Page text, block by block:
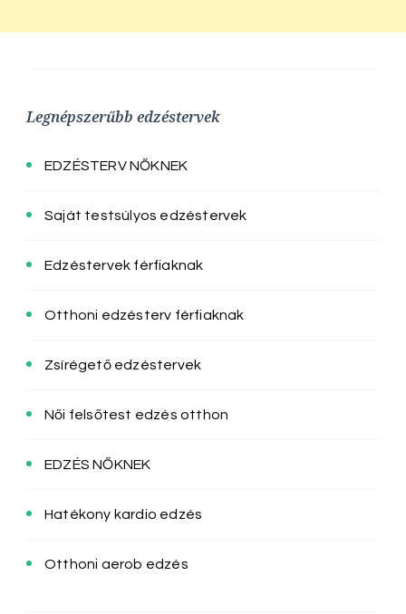
Legnépszerűbb edzéstervek
EDZÉSTERV NŐKNEK
Saját testsúlyos edzéstervek
Edzéstervek férfiaknak
Otthoni edzésterv férfiaknak
Zsírégető edzéstervek
Női felsőtest edzés otthon
EDZÉS NŐKNEK
Hatékony kardio edzés
Otthoni aerob edzés